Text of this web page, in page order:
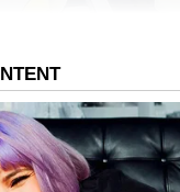
கொண்டவர்